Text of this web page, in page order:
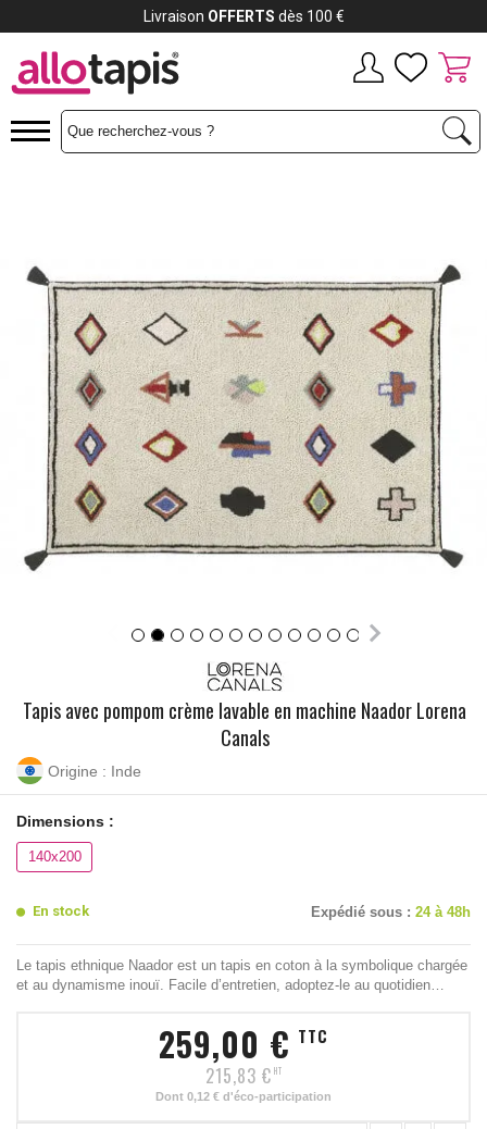
Tapis avec pompom crème lavable en machine Naador Lorena
Canals
Origine : Inde
Dimensions :
140x200
En stock Expédié sous : 24 à 48h
Le tapis ethnique Naador est un tapis en coton à la symbolique chargée
et au dynamisme inouï. Facile d’entretien, adoptez-le au quotidien…
259,00 € TTC
215,83 € HT
Dont 0,12 € d'éco-participation
Payez jusqu'à12x